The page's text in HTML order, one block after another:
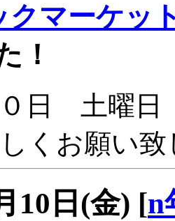
クマーケッ
！
０日 土曜
くお願い
10日(金) [n